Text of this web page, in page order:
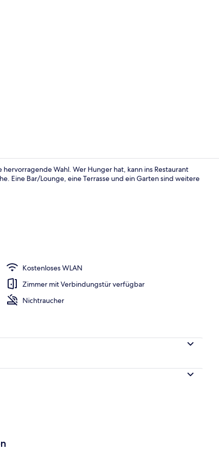
Wahl. Wer Hunger hat, kann ins Restaurant
Eine Bar/Lounge, eine Terrasse und ein Garten sind weitere
Kostenloses WLAN
Zimmer mit Verbindungstür verfügbar
Nichtraucher